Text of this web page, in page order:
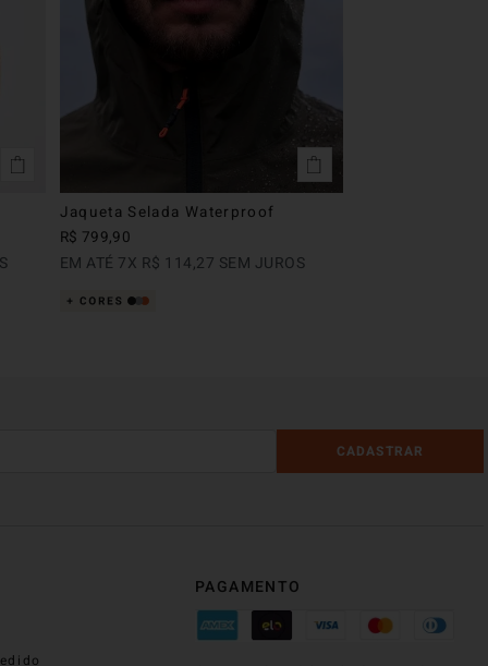
Jaqueta Selada Waterproof
R$ 799,90
EM ATÉ 7X R$ 114,27 SEM JUROS
CADASTRAR
PAGAMENTO